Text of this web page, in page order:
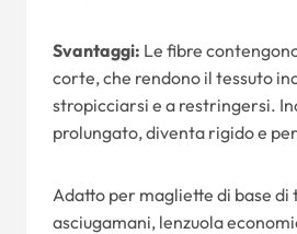
Svantaggi: Le fibre
corte, che rendono il tessuto
stropicciarsi e a restringersi.
prolungato, diventa rigido e
Adatto per magliette di base di
asciugamani, lenzuola